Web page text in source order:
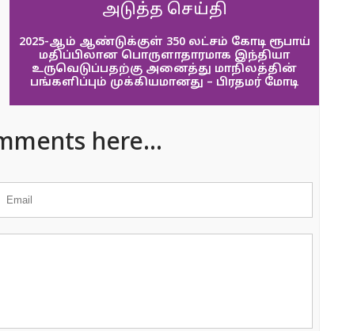
அடுத்த செய்தி
2025-ஆம் ஆண்டுக்குள் 350 லட்சம் கோடி ரூபாய்
மதிப்பிலான பொருளாதாரமாக இந்தியா
உருவெடுப்பதற்கு அனைத்து மாநிலத்தின்
பங்களிப்பும் முக்கியமானது – பிரதமர் மோடி
here...